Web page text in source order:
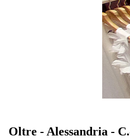
Oltre - Alessandria -